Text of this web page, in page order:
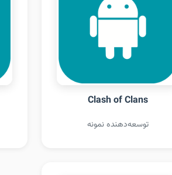
Clash of Clans
توسعه‌دهنده نمونه